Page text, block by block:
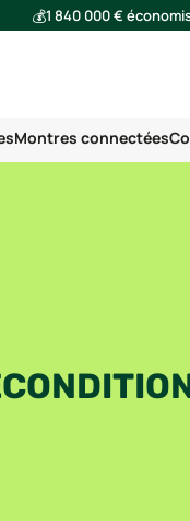
💰1 840 000 €
Montres connectées